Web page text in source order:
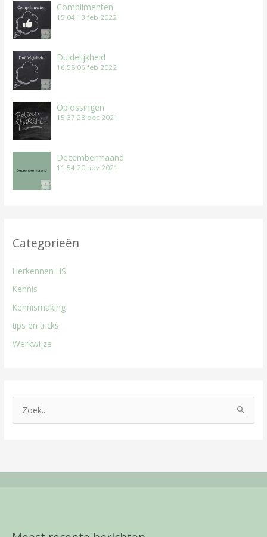
Complimenten
15:04 13 feb 2022
Duidelijkheid
16:58 06 feb 2022
Oplossingen
15:37 28 dec 2021
Decembermaand
11:54 20 nov 2021
Categorieën
Herkennen HS
Kennis
Kennismaking
tips en tricks
Werkwijze
n